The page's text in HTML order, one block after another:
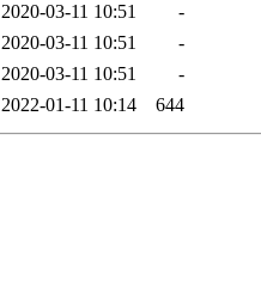
2020-03-11 10:51
-
2020-03-11 10:51
-
2020-03-11 10:51
-
2022-01-11 10:14 644